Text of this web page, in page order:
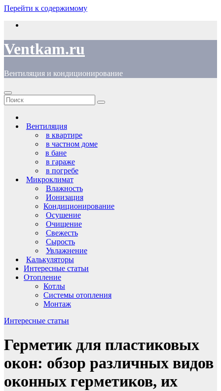
Перейти к содержимому
Ventkam.ru
Вентиляция и кондиционирование
Вентиляция
в квартире
в частном доме
в бане
в гараже
в погребе
Микроклимат
Влажность
Ионизация
Кондиционирование
Осушение
Очищение
Свежесть
Сырость
Увлажнение
Калькуляторы
Интересные статьи
Отопление
Котлы
Системы отопления
Монтаж
Интересные статьи
Герметик для пластиковых
окон: обзор различных видов
оконных герметиков, их